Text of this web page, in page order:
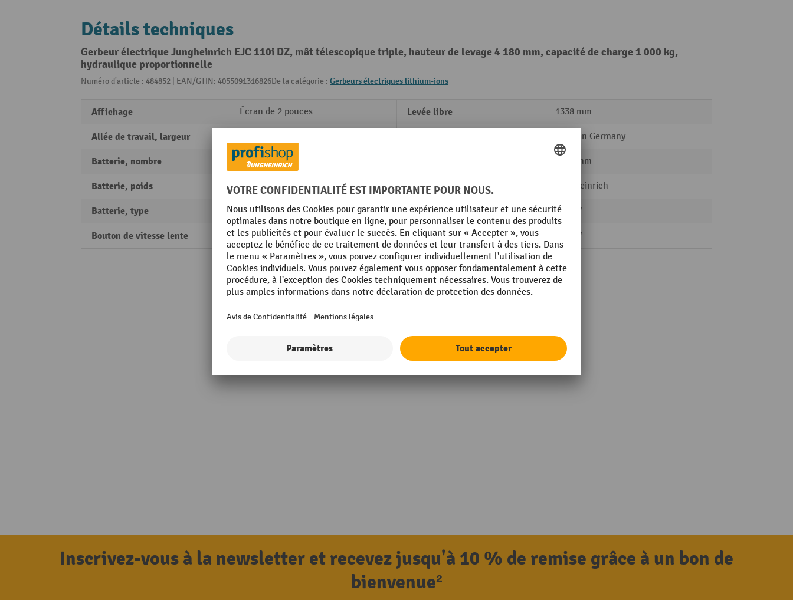
Détails techniques
Gerbeur électrique Jungheinrich EJC 110i DZ, mât télescopique triple, hauteur de levage 4 180 mm, capacité de charge 1 000 kg,
hydraulique proportionnelle
Numéro d'article : 484852 | EAN/GTIN: 4055091316826De la catégorie : Gerbeurs électriques lithium-ions
Affichage Écran de 2 pouces
Allée de travail, largeur
Batterie, nombre 1
Batterie, poids 47 kg
Batterie, type Lithium-ion
Bouton de vitesse lente oui
Levée libre 1338 mm
Made in Germany
1754 mm
Marque Jungheinrich
Moteur d'élévation, puissance 2.2 kW
Moteur de traction, puissance 0.9 kW
Afficher tous les détails techniques
Inscrivez-vous à la newsletter et recevez jusqu'à 10 % de remise grâce à un bon de
bienvenue²